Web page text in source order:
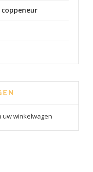
uw winkelwagen